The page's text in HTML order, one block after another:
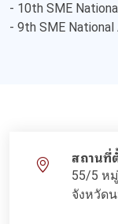
- 10th SME
- 9th SME
สถานที่
55/5 ห
จังหวัด